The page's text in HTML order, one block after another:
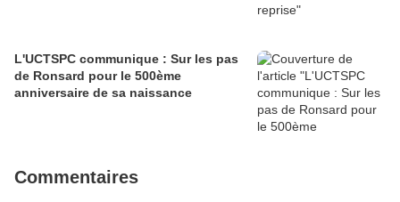
L'UCTSPC communique : Sur les pas
de Ronsard pour le 500ème
anniversaire de sa naissance
Commentaires